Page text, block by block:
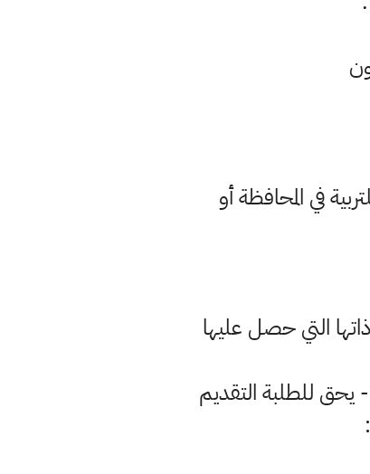
أقرانهم المتقدمون للقبول المركزي عند إحتساب المجموع لأغراض المفاضلة في القبول. ٤- يحق للطلبة التقديم